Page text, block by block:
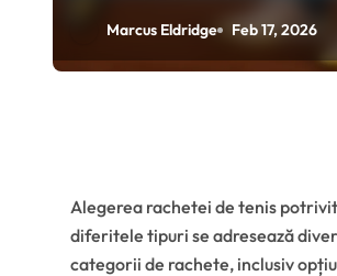
materiale, construcție,
Marcus Eldridge Feb 17, 2026
Alegerea rachetei de tenis
diferitele tipuri se adresează
categorii de rachete, inclusiv